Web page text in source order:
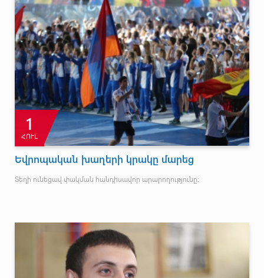
1
ՀՈՒԼ
Եվրոպական խաղերի կրակը մարեց
Տեղի ունեցավ փակման հանդիսավոր արարողությունը: